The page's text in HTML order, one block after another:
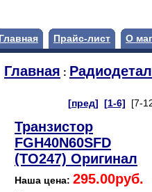
Главная Прайс-лист О
Главная :
[пред] [1-6] [7-
Транзистор
FGH40N60SFD
(TO247) Оригинал
Наша цена: 295.00руб.